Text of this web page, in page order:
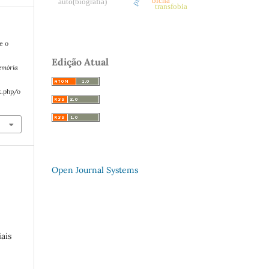
o
o
transfobia
Edição Atual
Open Journal Systems